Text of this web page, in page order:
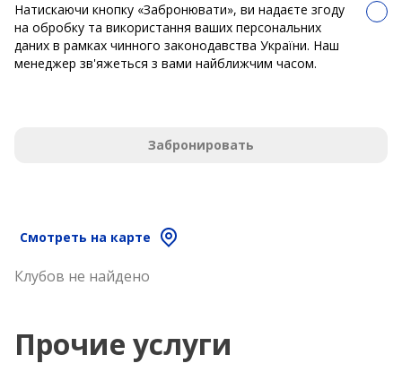
Натискаючи кнопку «Забронювати», ви надаєте згоду
на обробку та використання ваших персональних
даних в рамках чинного законодавства України. Наш
менеджер зв'яжеться з вами найближчим часом.
Забронировать
Смотреть на карте
Клубов не найдено
Прочие услуги